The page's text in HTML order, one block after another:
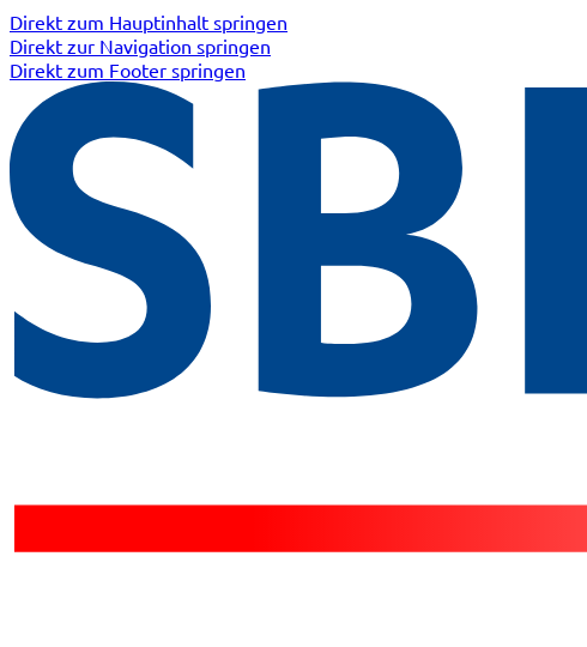
Direkt zum Hauptinhalt springen
Direkt zur Navigation springen
Direkt zum Footer springen